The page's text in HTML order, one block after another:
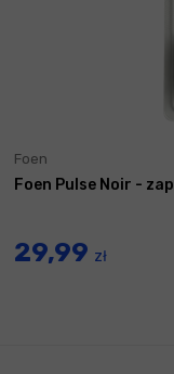
Foen
Foen Pulse Noir -
29,99 zł